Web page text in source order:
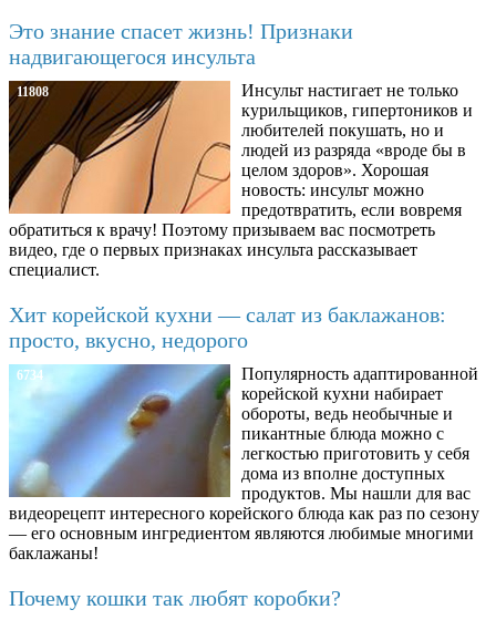
Это знание спасет жизнь! Признаки
надвигающегося инсульта
11808
Инсульт настигает не только
курильщиков, гипертоников и
любителей покушать, но и
людей из разряда «вроде бы в
целом здоров». Хорошая
новость: инсульт можно
предотвратить, если вовремя
обратиться к врачу! Поэтому призываем вас посмотреть
видео, где о первых признаках инсульта рассказывает
специалист.
Хит корейской кухни — салат из баклажанов:
просто, вкусно, недорого
6734
Популярность адаптированной
корейской кухни набирает
обороты, ведь необычные и
пикантные блюда можно с
легкостью приготовить у себя
дома из вполне доступных
продуктов. Мы нашли для вас
видеорецепт интересного корейского блюда как раз по сезону
— его основным ингредиентом являются любимые многими
баклажаны!
Почему кошки так любят коробки?